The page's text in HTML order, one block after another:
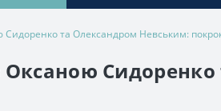
Сидоренко та Олександром Невським:
з Оксаною